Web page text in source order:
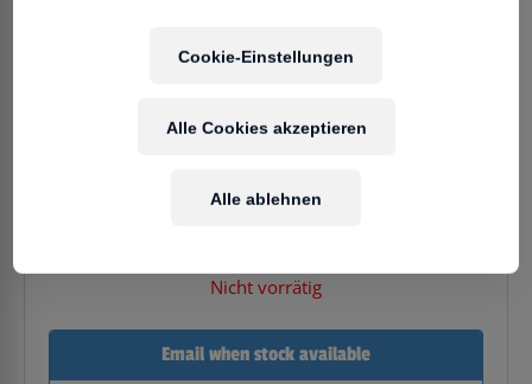
79,90€
Enthält 20% MwSt.
Nicht vorrätig
Email when stock available
Cookie-Einstellungen
Alle ablehnen
Alle Cookies akzeptieren